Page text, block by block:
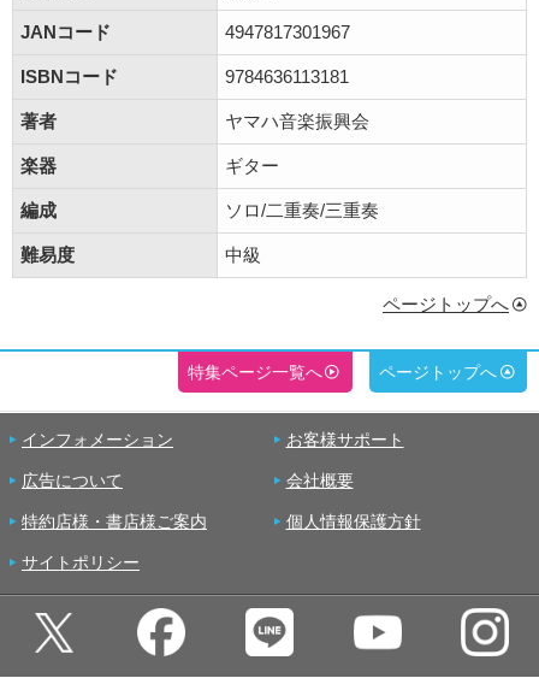
JANコード 4947817301967
ISBNコード 9784636113181
著者 ヤマハ音楽振興会
楽器 ギター
編成 ソロ/二重奏/三重奏
難易度 中級
ページトップへ
特集ページ一覧へ ページトップへ
インフォメーション お客様サポート
広告について 会社概要
特約店様・書店様ご案内 個人情報保護方針
サイトポリシー